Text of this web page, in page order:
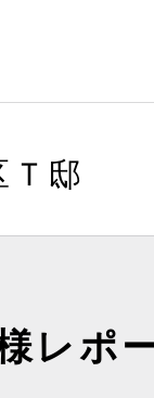
Ｔ邸
レポ